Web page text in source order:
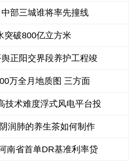
部三城谁将率先撞线
突破800亿立方米
正阳交界段养护工程竣
万全月地质图 三方面
技术难度浮式风电平台投
润肺的养生茶如何制作
南省首单DR基准利率贷